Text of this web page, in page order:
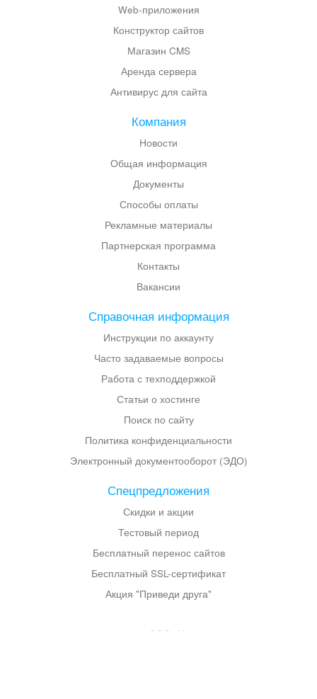
Web-приложения
Конструктор сайтов
Магазин CMS
Аренда сервера
Антивирус для сайта
Компания
Новости
Общая информация
Документы
Способы оплаты
Рекламные материалы
Партнерская программа
Контакты
Вакансии
Справочная информация
Инструкции по аккаунту
Часто задаваемые вопросы
Работа с техподдержкой
Статьи о хостинге
Поиск по сайту
Политика конфиденциальности
Электронный документооборот (ЭДО)
Спецпредложения
Скидки и акции
Тестовый период
Бесплатный перенос сайтов
Бесплатный SSL-сертификат
Акция "Приведи друга"
ООО «Хостланд»